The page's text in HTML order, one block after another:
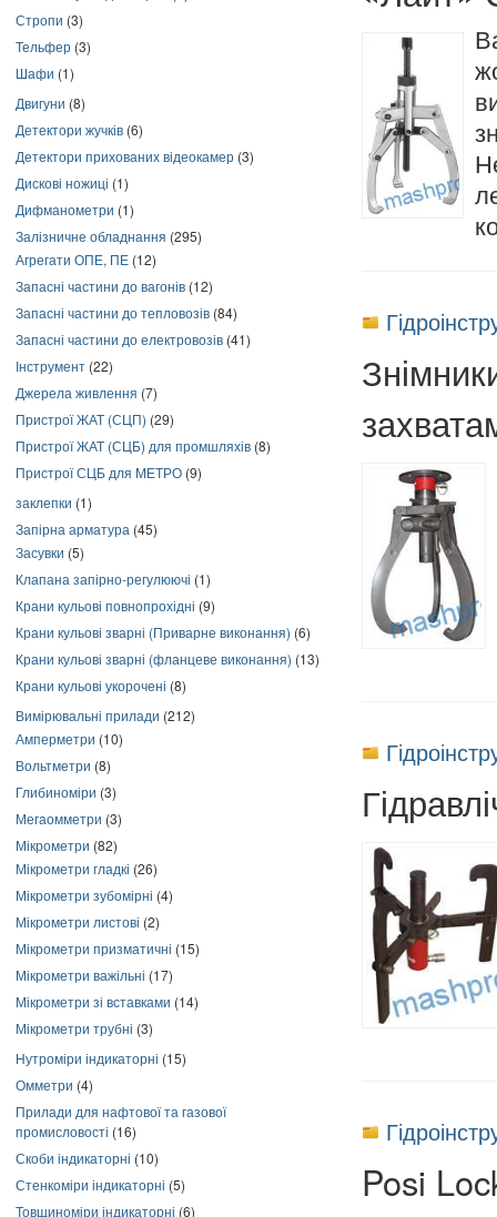
Стропи (3)
Тельфер (3)
Шафи (1)
Двигуни (8)
Детектори жучків (6)
Детектори прихованих відеокамер (3)
Дискові ножиці (1)
Дифманометри (1)
Залізничне обладнання (295)
Агрегати ОПЕ, ПЕ (12)
Запасні частини до вагонів (12)
Запасні частини до тепловозів (84)
Запасні частини до електровозів (41)
Інструмент (22)
Джерела живлення (7)
Пристрої ЖАТ (СЦП) (29)
Пристрої ЖАТ (СЦБ) для промшляхів (8)
Пристрої СЦБ для МЕТРО (9)
заклепки (1)
Запірна арматура (45)
Засувки (5)
Клапана запірно-регулюючі (1)
Крани кульові повнопрохідні (9)
Крани кульові зварні (Приварне виконання) (6)
Крани кульові зварні (фланцеве виконання) (13)
Крани кульові укорочені (8)
Вимірювальні прилади (212)
Амперметри (10)
Вольтметри (8)
Глибиноміри (3)
Мегаомметри (3)
Мікрометри (82)
Мікрометри гладкі (26)
Мікрометри зубомірні (4)
Мікрометри листові (2)
Мікрометри призматичні (15)
Мікрометри важільні (17)
Мікрометри зі вставками (14)
Мікрометри трубні (3)
Нутроміри індикаторні (15)
Омметри (4)
Прилади для нафтової та газової
промисловості (16)
Скоби індикаторні (10)
Стенкоміри індикаторні (5)
Товщиноміри індикаторні (6)
Posi